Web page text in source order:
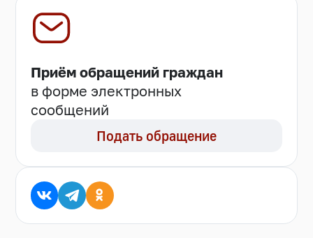
Приём обращений граждан
в форме электронных
сообщений
Подать обращение